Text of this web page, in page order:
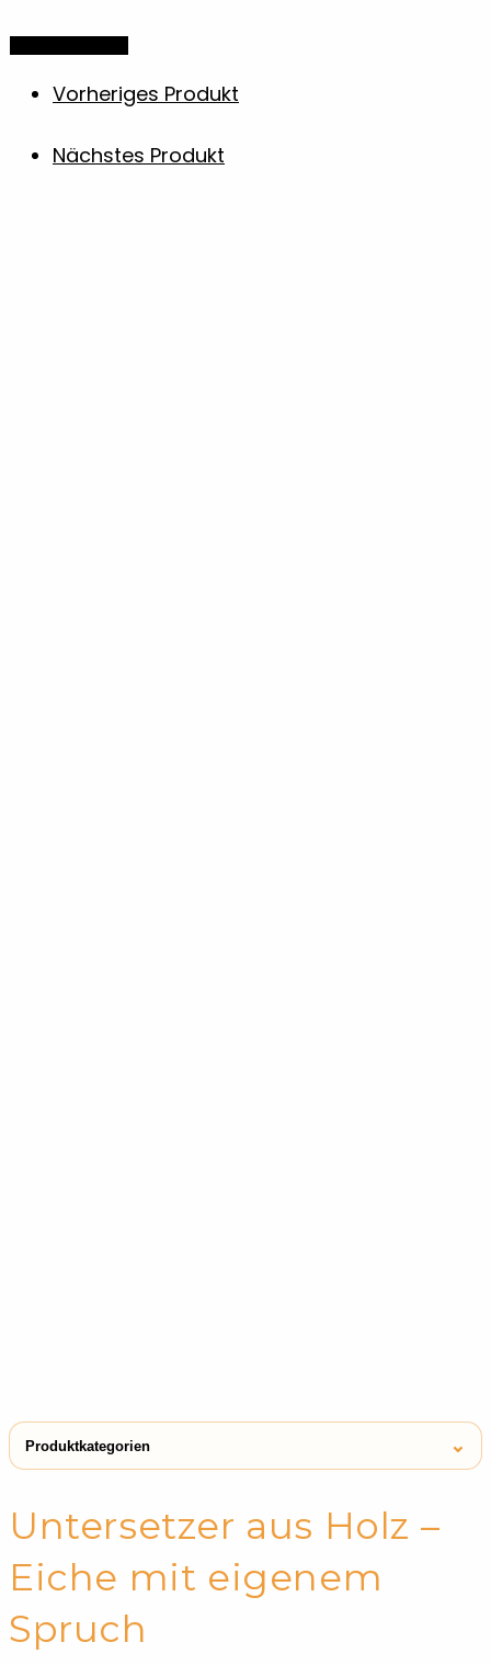
Vorheriges Produkt
Nächstes Produkt
Produktkategorien ⌄
Untersetzer aus Holz –
Eiche mit eigenem
Spruch